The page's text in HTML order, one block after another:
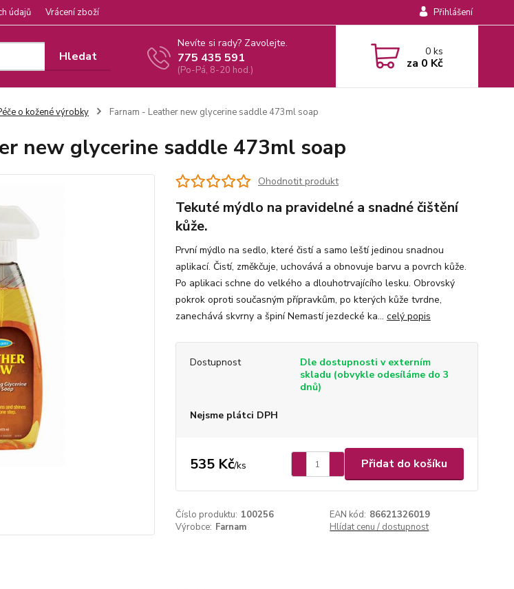
údajů Vrácení zboží Přihlášení
Hledat
Nevíte si rady? Zavolejte.
775 435 591
(Po-Pá, 8-20 hod.)
0ks
za 0 Kč
o kožené výrobky Farnam - Leather new glycerine saddle 473ml soap
new glycerine saddle 473ml soap
Ohodnotit produkt
Tekuté mýdlo na pravidelné a snadné čištění
kůže.
První mýdlo na sedlo, které čistí a samo leští jedinou snadnou
aplikací. Čistí, změkčuje, uchovává a obnovuje barvu a povrch kůže.
Po aplikaci schne do velkého a dlouhotrvajícího lesku. Obrovský
pokrok oproti současným přípravkům, po kterých kůže tvrdne,
zanechává skvrny a špiní Nemastí jezdecké ka... celý popis
Dostupnost
Dle dostupnosti v externím
skladu (obvykle odesíláme do 3
dnů)
Nejsme plátci DPH
535 Kč/ks Přidat do košíku
Číslo produktu: 100256 EAN kód: 86621326019
Výrobce: Farnam Hlídat cenu / dostupnost